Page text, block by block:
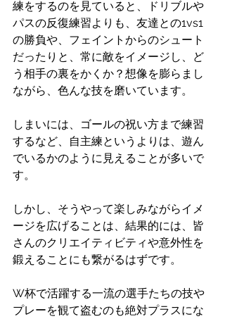
練をするのを見ていると、ドリブルや
パスの反復練習よりも、友達との1vs1
の勝負や、フェイントからのシュート
だったりと、常に敵をイメージし、ど
う相手の裏をかくか？想像を膨らまし
ながら、色んな技を磨いています。
しまいには、ゴールの祝い方まで練習
するなど、自主練というよりは、遊ん
でいるかのように見えることが多いで
す。
しかし、そうやって楽しみながらイメ
ージを広げることは、結果的には、皆
さんのクリエイティビティや意外性を
鍛えることにも繋がるはずです。
W杯で活躍する一流の選手たちの技や
プレーを観て盗むのも絶対プラスにな